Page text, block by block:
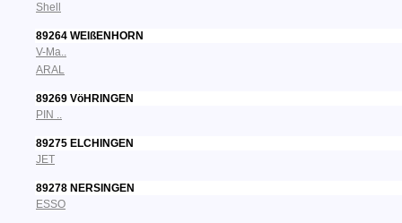
Shell
89264 WEIßENHORN
V-Ma..
ARAL
89269 VöHRINGEN
PIN ..
89275 ELCHINGEN
JET
89278 NERSINGEN
ESSO